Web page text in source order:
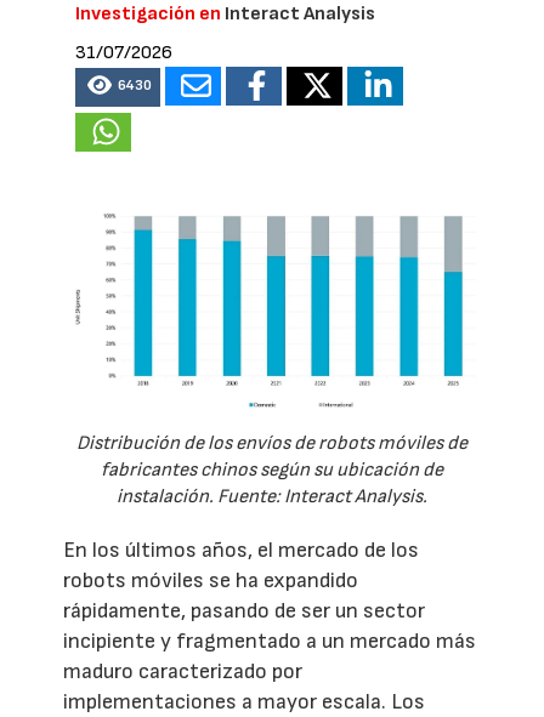
Investigación en Interact Analysis
31/07/2026
6430
Distribución de los envíos de robots móviles de
fabricantes chinos según su ubicación de
instalación. Fuente: Interact Analysis.
En los últimos años, el mercado de los
robots móviles se ha expandido
rápidamente, pasando de ser un sector
incipiente y fragmentado a un mercado más
maduro caracterizado por
implementaciones a mayor escala. Los